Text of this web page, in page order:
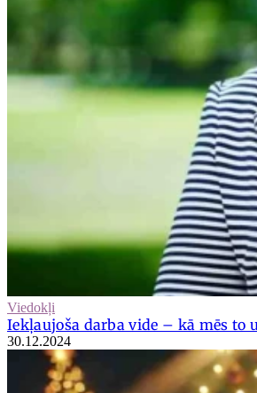
Viedokļi
Iekļaujoša darba vide – kā mēs to
30.12.2024